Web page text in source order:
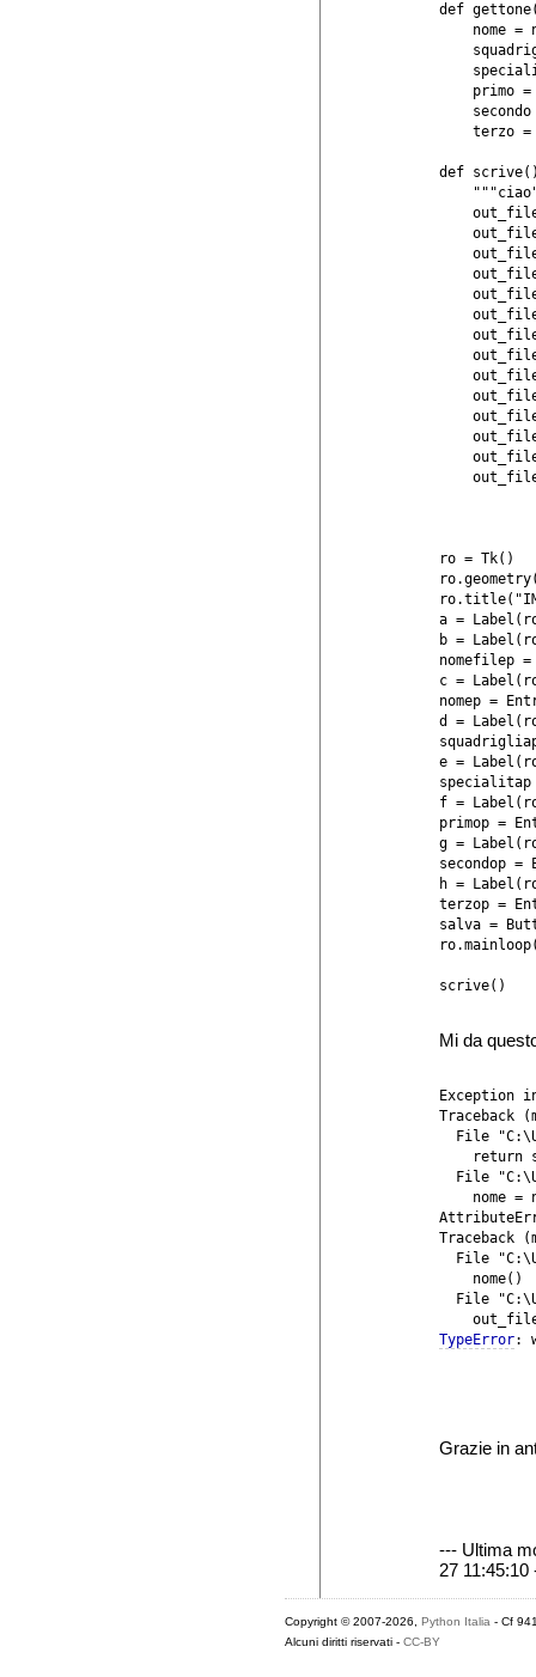
def
nome =
primo =
secondo
terzo =
def
ro = Tk()
a =
b =
nomefilep
c =
nomep =
d =
e =
f =
primop =
g =
secondop
h =
terzop =
salva =
Mi da
Exception
Traceback
File
return
File
nome =
Traceback
File
    nome()
File
TypeError
Grazie in
--- Ultima
27 11:45:10
Copyright © 2007-2026, Python Italia - Cf
Alcuni diritti riservati - CC-BY